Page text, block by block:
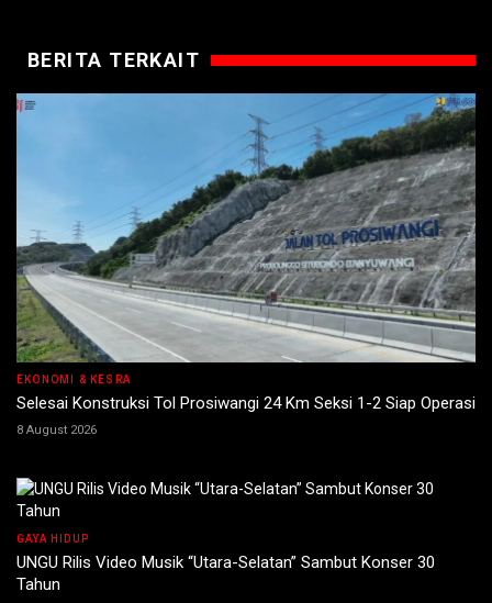
BERITA TERKAIT
EKONOMI & KESRA
Selesai Konstruksi Tol Prosiwangi 24 Km Seksi 1-2 Siap Operasi
8 August 2026
GAYA HIDUP
UNGU Rilis Video Musik “Utara-Selatan” Sambut Konser 30
Tahun